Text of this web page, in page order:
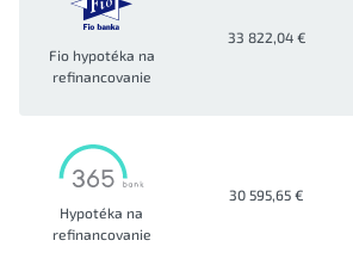
Fio hypotéka na
refinancovanie
33 822,04 €
Hypotéka na
refinancovanie
30 595,65 €